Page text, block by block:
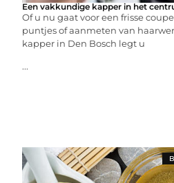
Een vakkundige kapper in het
Of u nu gaat voor een frisse
puntjes of aanmeten van
kapper in Den Bosch legt u
...